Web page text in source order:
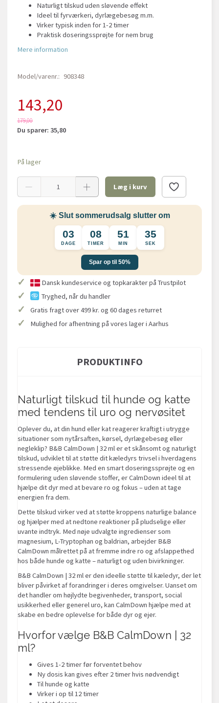
Naturligt tilskud uden sløvende effekt
Ideel til fyrværkeri, dyrlægebesøg m.m.
Virker typisk inden for 1-2 timer
Praktisk doseringssprøjte for nem brug
Mere information
Model/varenr.: 908348
143,20
179,00
Du sparer: 35,80
På lager
Læg i kurv
☀️ Slut sommerudsalg slutter om
03
DAGE
08
TIMER
51
MIN
34
SEK
Spar op til 50%
✓ Dansk kundeservice og topkarakter på Trustpilot
✓ Tryghed, når du handler
✓ Gratis fragt over 499 kr. og 60 dages returret
✓ Mulighed for afhentning på vores lager i Aarhus
PRODUKTINFO
Naturligt tilskud til hunde og katte
med tendens til uro og nervøsitet
Oplever du, at din hund eller kat reagerer kraftigt i utrygge
situationer som nytårsaften, kørsel, dyrlægebesøg eller
negleklip? B&B CalmDown | 32 ml er et skånsomt og naturligt
tilskud, udviklet til at støtte dit kæledyrs trivsel i hverdagens
stressende øjeblikke. Med en smart doseringssprøjte og en
formulering uden sløvende stoffer, er CalmDown ideel til at
hjælpe dit dyr med at bevare ro og fokus – uden at tage
energien fra dem.
Dette tilskud virker ved at støtte kroppens naturlige balance
og hjælper med at nedtone reaktioner på pludselige eller
uvante indtryk. Med nøje udvalgte ingredienser som
magnesium, L-Tryptophan og baldrian, arbejder B&B
CalmDown målrettet på at fremme indre ro og afslappethed
hos både hunde og katte – naturligt og uden bivirkninger.
B&B CalmDown | 32 ml er den ideelle støtte til kæledyr, der let
bliver påvirket af forandringer i deres omgivelser. Uanset om
det handler om højlydte begivenheder, transport, social
usikkerhed eller generel uro, kan CalmDown hjælpe med at
skabe en bedre oplevelse for både dyr og ejer.
Hvorfor vælge B&B CalmDown | 32
ml?
Gives 1-2 timer før forventet behov
Ny dosis kan gives efter 2 timer hvis nødvendigt
Til hunde og katte
Virker i op til 12 timer